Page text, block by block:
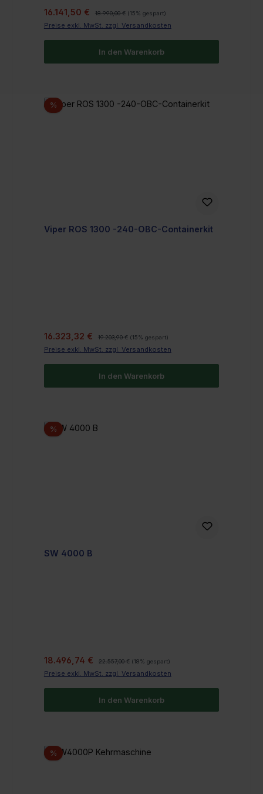
Verkaufspreis:
16.141,50 € Regulärer Preis:
18.990,00 € (15% gespart)
Preise exkl. MwSt. zzgl. Versandkosten
In den Warenkorb
%Rabatt
Viper ROS 1300 -240-OBC-Containerkit
Verkaufspreis:
16.323,32 € Regulärer Preis:
19.203,90 € (15% gespart)
Preise exkl. MwSt. zzgl. Versandkosten
In den Warenkorb
%Rabatt
SW 4000 B
Verkaufspreis:
18.496,74 € Regulärer Preis:
22.557,00 € (18% gespart)
Preise exkl. MwSt. zzgl. Versandkosten
In den Warenkorb
%Rabatt